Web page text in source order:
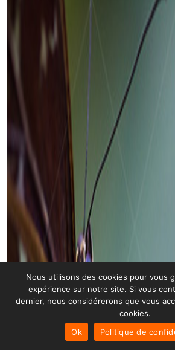
Nous utilisons des cookies pour vous
expérience sur notre site. Si vous
dernier, nous considérerons que vous
cookies.
Ok
Politique de